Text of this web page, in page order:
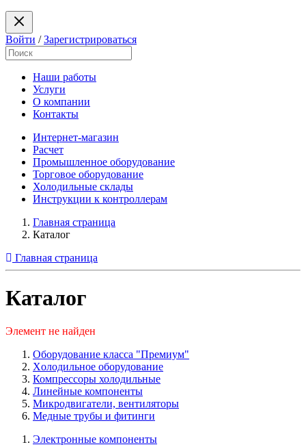
Войти /Зарегистрироваться
Наши работы
Услуги
О компании
Контакты
Интернет-магазин
Расчет
Промышленное оборудование
Торговое оборудование
Холодильные склады
Инструкции к контроллерам
Главная страница
Каталог
Главная страница
Каталог
Элемент не найден
Оборудование класса "Премиум"
Xолодильное оборудование
Компрессоры холодильные
Линейные компоненты
Микродвигатели, вентиляторы
Медные трубы и фитинги
Электронные компоненты